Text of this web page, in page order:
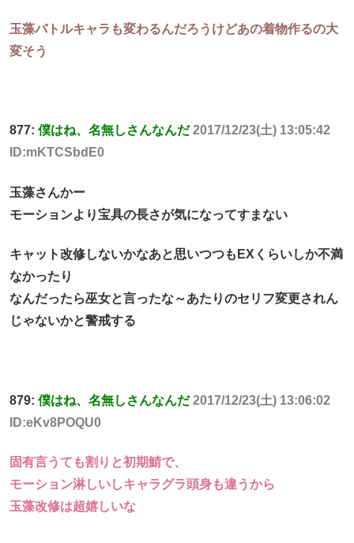
玉藻バトルキャラも変わるんだろうけどあの着物作るの大
変そう
877: 僕はね、名無しさんなんだ 2017/12/23(土) 13:05:42
ID:mKTCSbdE0
玉藻さんかー
モーションより宝具の長さが気になってすまない
キャット改修しないかなあと思いつつもEXくらいしか不満
なかったり
なんだったら巫女と言ったな～あたりのセリフ変更されん
じゃないかと警戒する
879: 僕はね、名無しさんなんだ 2017/12/23(土) 13:06:02
ID:eKv8POQU0
固有言うても割りと初期鯖で、
モーション淋しいしキャラグラ頭身も違うから
玉藻改修は超嬉しいな